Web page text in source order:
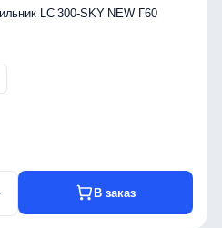
LC 300-SKY NEW Г60
В заказ